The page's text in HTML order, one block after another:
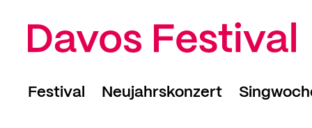
Festival
Neujahrskonzert